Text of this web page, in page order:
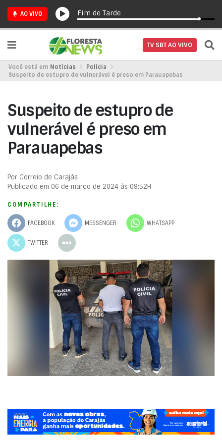
AO VIVO Fim de Tarde
TV SBT AO VIVO
Você está em Notícias
Polícia
Suspeito de estupro de vulnerável é preso em Parauapebas
Suspeito de estupro de
vulnerável é preso em
Parauapebas
Por Correio de Carajás
Publicado em 06 de março de 2024 às 09:52H
COMPARTILHE:
FACEBOOK MESSENGER WHATSAPP
TWITTER